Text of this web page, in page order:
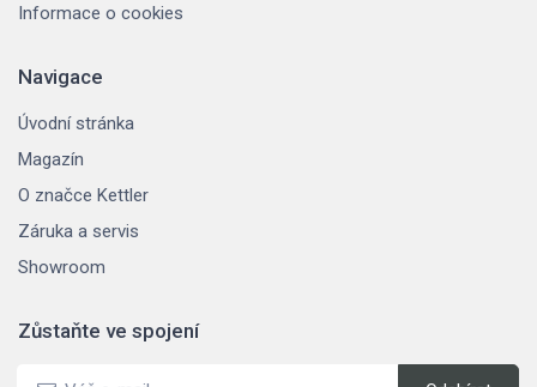
Informace o cookies
Navigace
Úvodní stránka
Magazín
O značce Kettler
Záruka a servis
Showroom
Zůstaňte ve spojení